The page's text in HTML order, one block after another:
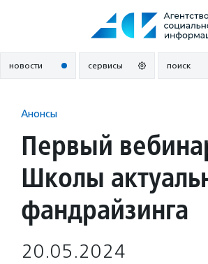
новости сервисы поиск
Анонсы
Первый
Школы
фандрайзинга
20.05.2024